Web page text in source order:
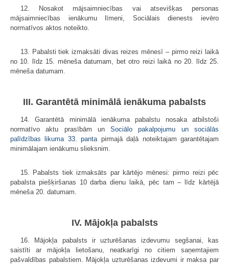
12. Nosakot mājsaimniecības vai atsevišķas personas
mājsaimniecības ienākumu līmeni, Sociālais dienests ievēro
normatīvos aktos noteikto.
13. Pabalsti tiek izmaksāti divas reizes mēnesī – pirmo reizi laikā
no 10. līdz 15. mēneša datumam, bet otro reizi laikā no 20. līdz 25.
mēneša datumam.
III. Garantētā minimālā ienākuma pabalsts
14. Garantētā minimālā ienākuma pabalstu nosaka atbilstoši
normatīvo aktu prasībām unSociālo pakalpojumu un sociālās
palīdzības likuma 33. panta pirmajā daļā noteiktajam garantētajam
minimālajam ienākumu slieksnim.
15. Pabalsts tiek izmaksāts par kārtējo mēnesi: pirmo reizi pēc
pabalsta piešķiršanas 10 darba dienu laikā, pēc tam – līdz kārtējā
mēneša 20. datumam.
IV. Mājokļa pabalsts
16. Mājokļa pabalsts ir uzturēšanas izdevumu segšanai, kas
saistīti ar mājokļa lietošanu, neatkarīgi no citiem saņemtajiem
pašvaldības pabalstiem. Mājokļa uzturēšanas izdevumi ir maksa par